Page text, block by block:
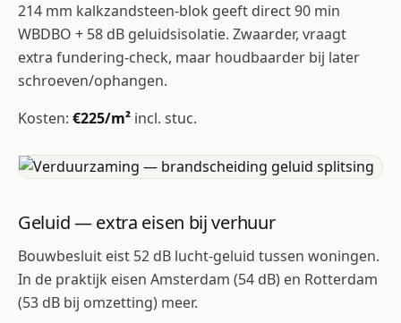
214 mm kalkzandsteen-blok geeft direct 90 min
WBDBO + 58 dB geluidsisolatie. Zwaarder, vraagt
extra fundering-check, maar houdbaarder bij later
schroeven/ophangen.
Kosten: €225/m² incl. stuc.
Geluid — extra eisen bij verhuur
Bouwbesluit eist 52 dB lucht-geluid tussen woningen.
In de praktijk eisen Amsterdam (54 dB) en Rotterdam
(53 dB bij omzetting) meer.